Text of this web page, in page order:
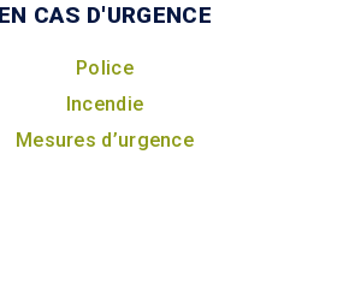
EN CAS D'URGENCE
Police
Incendie
Mesures d’urgence